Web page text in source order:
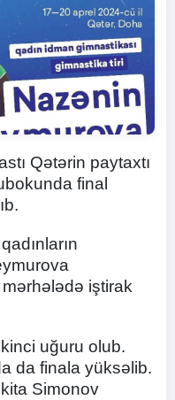
Qətərin paytaxtı
final
iştirak
uğuru olub.
da finala yüksəlib.
Simonov